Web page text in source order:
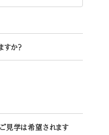
か？
見学は希望されます